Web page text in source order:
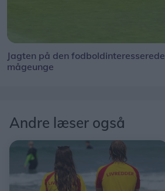
Jagten på den fodboldinteresserede
mågeunge
Andre læser også